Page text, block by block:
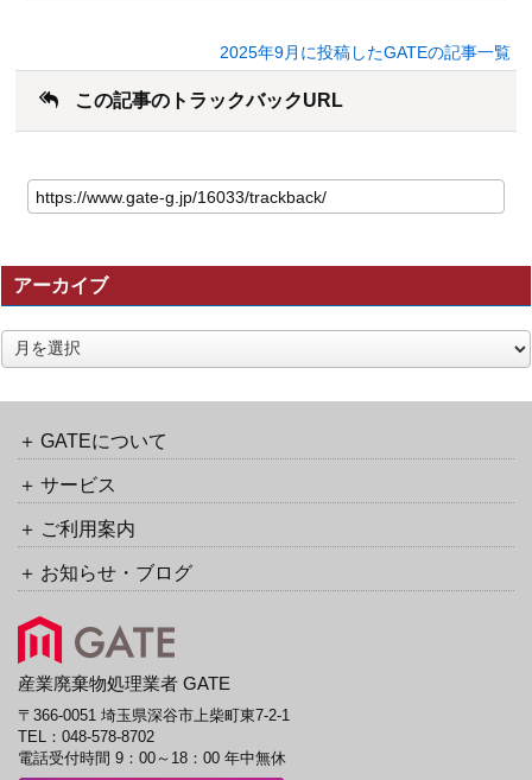
2025年9月に投稿したGATEの記事一覧
この記事のトラックバックURL
の
記
の
ト
ラ
ッ
ク
ッ
URL
アーカイブ
ア
ー
GATEについて
サービス
ご利用案内
お知らせ・ブログ
産業廃棄物処理業者 GATE
〒366-0051 埼玉県深谷市上柴町東7-2-1
TEL： 048-578-8702
電話受付時間 9：00～18：00 年中無休